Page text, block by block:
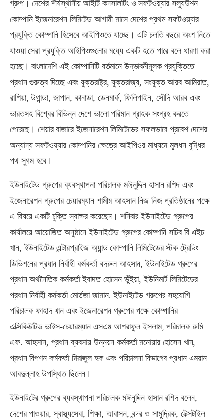
গ্রুপ। দেশের শীর্ষস্থানীয় আইটি কনসালটিং ও সফটওয়্যার সল্যুউশন
কোম্পানি ইজেনারেশন লিমিটেড আগামী মাসে দেশের প্রথম সফটওয়্যার
প্রযুক্তি কোম্পানি হিসেবে আইপিওতে যাচ্ছে। এটি চলতি বছরে অংশ নিতে
যাওয়া সেরা প্রযুক্তি আইপিওগুলোর মধ্যে একটি হতে পারে বলে ধারণা করা
হচ্ছে। বাংলাদেশি এই কোম্পানিটি বর্তমানে উদ্ভাবনীমূলক প্রযুক্তিতে
প্রধান গুরুত্ব দিচ্ছে এবং যুক্তরাষ্ট্র, যুক্তরাজ্য, সংযুক্ত আরব আমিরাত,
রাশিয়া, উগান্ডা, জাপান, কানাডা, ডেনমার্ক, ফিলিপাইন, সৌদি আরব এবং
ভারতসহ বিশ্বের বিভিন্ন দেশে ভালো পরিমান গ্রাহক সংগ্রহ করতে
পেরেছে। শেয়ার বাজারে ইজেনারেশন লিমিটেডের সফলভাবে প্রবেশ দেশের
অন্যান্য সফটওয়্যার কোম্পানির ক্ষেত্রে আইপিওর মাধ্যমে মূলধন বৃদ্ধির
পথ সুগম হবে।
ইউনাইটেড গ্রুপের ব্যবস্থাপনা পরিচালক মঈনুদ্দিন হাসান রশিদ এবং
ইজেনারেশন গ্রুপের চেয়ারম্যান শামীম আহসান নিজ নিজ প্রতিষ্ঠানের পক্ষে
এ বিষয়ে একটি চুক্তি স্বাক্ষর করেছেন। শনিবার ইউনাইটেড গ্রুপের
কার্যালয়ে আয়োজিত অনুষ্ঠানে ইউনাইটেড গ্রুপের কোম্পানি সচিব বি এইচ
খান, ইউনাইটেড এন্টারপ্রাইজ অ্যান্ড কোম্পানি লিমিটেডের স্টক ট্রেডিং
ডিভিশনের প্রধান নির্বাহী কর্মকর্তা বদরুল আহসান, ইউনাইটেড গ্রুপের
প্রধান অর্থনৈতিক কর্মকর্তা ইবাদত হোসেন ভুঁইয়া, ইউনিমার্ট লিমিটেডের
প্রধান নির্বাহী কর্মকর্তা মোর্তজা জামান, ইউনাইটেড গ্রুপের সহযোগি
পরিচালক ফাহাদ খান এবং ইজেনারেশন গ্রুপের পক্ষে কোম্পানির
এক্সিকিউটিভ ভাইস-চেয়ারম্যান এসএম আশরাফুল ইসলাম, পরিচালক রুমি
এফ. আহসান, প্রধান ব্যবসায় উন্নয়ন কর্মকর্তা মনোয়ার হোসেন খান,
প্রধান বিপণন কর্মকর্তা মিরাজুল হক এবং পরিচালনা বিভাগের প্রধান এমরান
আবদুল্লাহ উপস্থিত ছিলেন।
ইউনাইটের গ্রুপের ব্যবস্থাপনা পরিচালক মঈনুদ্দিন হাসান রশিদ বলেন,
দেশের পাওয়ার, স্বাস্থ্যসেবা, শিক্ষা, আবাসন, বন্দর ও সামুদ্রিক, টেক্সটাইল